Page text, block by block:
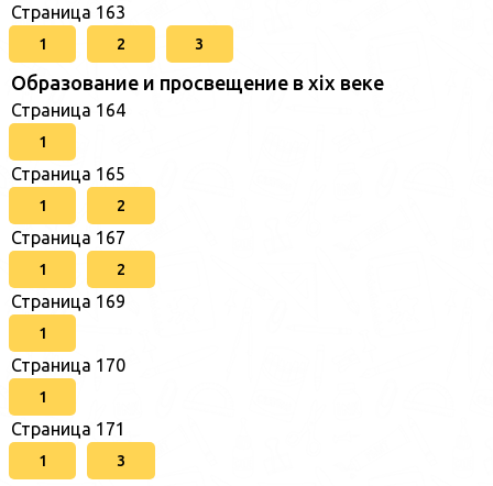
Страница 163
1 2 3
Образование и просвещение в xix веке
Страница 164
1
Страница 165
1 2
Страница 167
1 2
Страница 169
1
Страница 170
1
Страница 171
1 3